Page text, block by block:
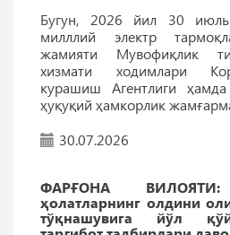
Бугун, 2026 йил 30 июль
милллий электр
жамияти Мувофиқлик
хизмати ходимлари
курашиш Агентлиги
ҳуқуқий ҳамкорлик
30.07.2026
ФАРҒОНА ВИЛОЯТИ:
ҳолатларнинг олдини
тўқнашувига йўл